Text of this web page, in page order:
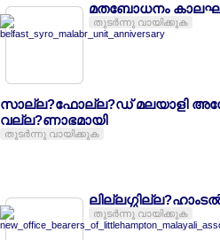
മതബോധനം
തുടര്‍ന്നു വായിക്കുക
സാല്ല?ഫോല്ല?ഡ് മലയാളി
വല്ല?ണാഭമായി
തുടര്‍ന്നു വായിക്കുക
തുടര്‍ന്നു വായിക്കുക